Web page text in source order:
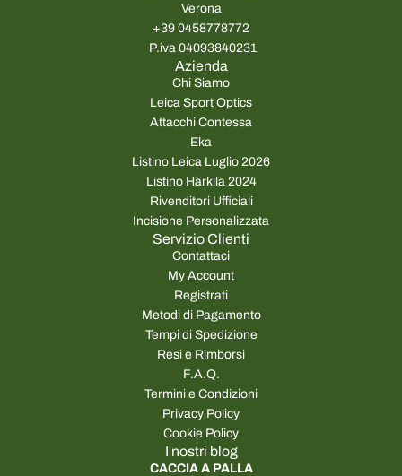
Verona
+39 0458778772
P.iva 04093840231
Azienda
Chi Siamo
Leica Sport Optics
Attacchi Contessa
Eka
Listino Leica Luglio 2026
Listino Härkila 2024
Rivenditori Ufficiali
Incisione Personalizzata
Servizio Clienti
Contattaci
My Account
Registrati
Metodi di Pagamento
Tempi di Spedizione
Resi e Rimborsi
F.A.Q.
Termini e Condizioni
Privacy Policy
Cookie Policy
I nostri blog
CACCIA A PALLA